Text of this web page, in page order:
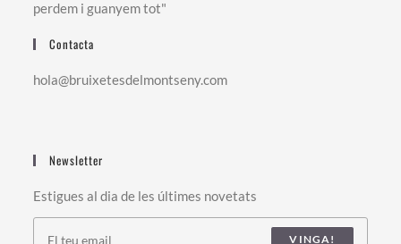
perdem i guanyem tot"
Contacta
hola@bruixetesdelmontseny.com
Newsletter
Estigues al dia de les últimes novetats
VINGA!